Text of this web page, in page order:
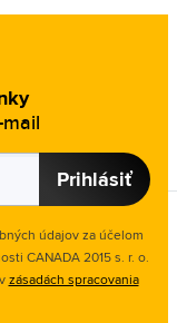
Prihlásiť
údajov za účelom
CANADA 2015 s. r. o.
zásadách spracovania